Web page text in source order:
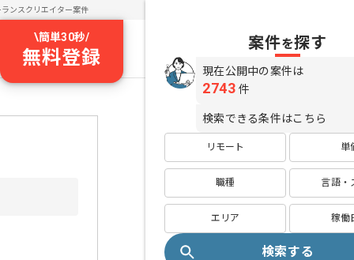
ランスクリエイター案件
\簡単30秒/
無料登録
案件を探す
現在公開中の案件は
2743 件
検索できる条件はこちら
リモート 単
職種 言語・
エリア 稼働
検索する